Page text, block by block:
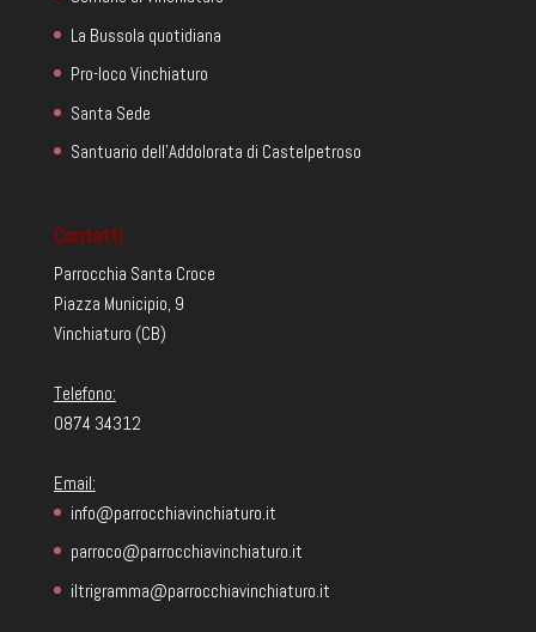
La Bussola quotidiana
Pro-loco Vinchiaturo
Santa Sede
Santuario dell'Addolorata di Castelpetroso
Contatti
Parrocchia Santa Croce
Piazza Municipio, 9
Vinchiaturo (CB)
Telefono:
0874 34312
Email:
info@parrocchiavinchiaturo.it
parroco@parrocchiavinchiaturo.it
iltrigramma@parrocchiavinchiaturo.it